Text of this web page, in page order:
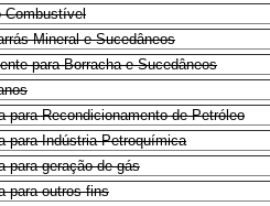
Combustível
Mineral e Sucedâneos
para Borracha e Sucedâneos
para Recondicionamento de Petróleo
para Indústria Petroquímica
para geração de gás
para outros fins